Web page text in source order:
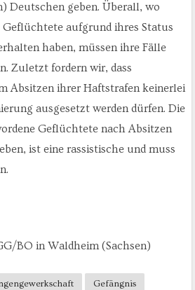
Deutschen geben. Überall, wo
aufgrund ihres Status
haben, müssen ihre Fälle
Zuletzt fordern wir, dass
Absitzen ihrer Haftstrafen keinerlei
ausgesetzt werden dürfen. Die
Geflüchtete nach Absitzen
ist eine rassistische und muss
BO in Waldheim (Sachsen)
Gefängnis